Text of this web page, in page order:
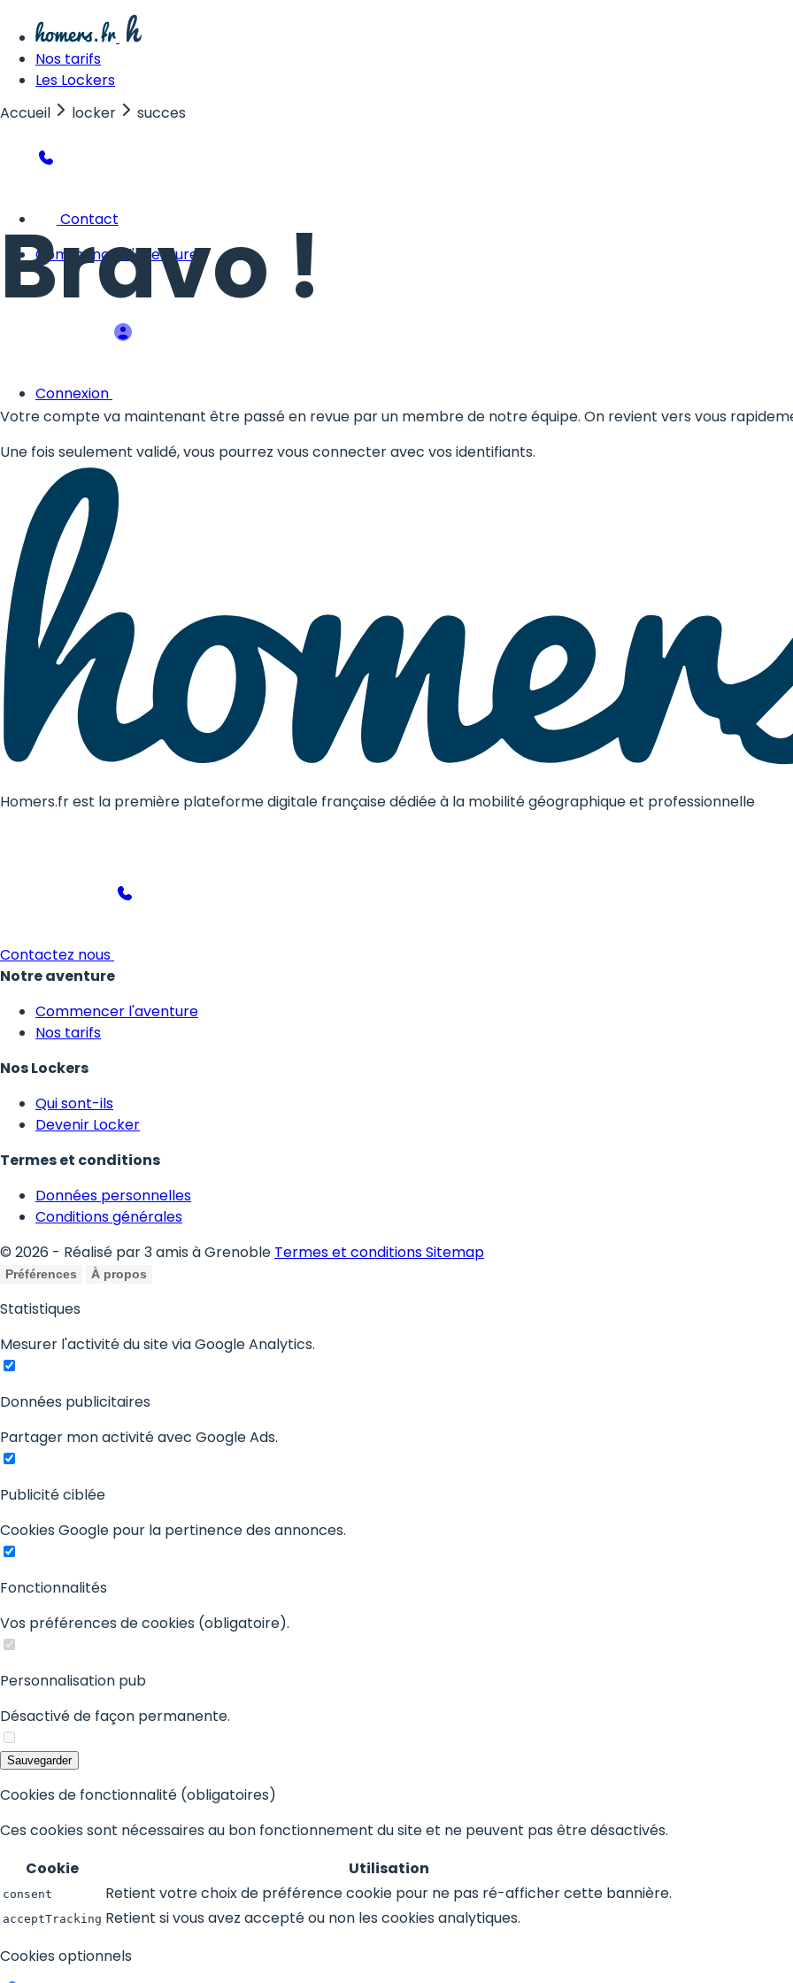
Nos tarifs
Les Lockers
Contact
Commencer l'aventure
Connexion
Accueil locker succes
Bravo !
Votre compte va maintenant être passé en revue par un membre de notre équipe. On revient vers vous
Une fois seulement validé, vous pourrez vous connecter avec vos identifiants.
Homers.fr est la première plateforme digitale française dédiée à la mobilité géographique et professionnelle
Contactez nous
Notre aventure
Commencer l'aventure
Nos tarifs
Nos Lockers
Qui sont-ils
Devenir Locker
Termes et conditions
Données personnelles
Conditions générales
© 2026 - Réalisé par 3 amis à Grenoble Termes et conditionsSitemap
Préférences À propos
Statistiques
Mesurer l'activité du site via Google Analytics.
Données publicitaires
Partager mon activité avec Google Ads.
Publicité ciblée
Cookies Google pour la pertinence des annonces.
Fonctionnalités
Vos préférences de cookies (obligatoire).
Personnalisation pub
Désactivé de façon permanente.
Sauvegarder
Cookies de fonctionnalité (obligatoires)
Ces cookies sont nécessaires au bon fonctionnement du site et ne peuvent pas être désactivés.
Cookie
Utilisation
consent Retient votre choix de préférence cookie pour ne pas ré-afficher cette bannière.
acceptTracking Retient si vous avez accepté ou non les cookies analytiques.
Cookies optionnels